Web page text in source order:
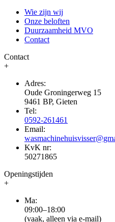
Wie zijn wij
Onze beloften
Duurzaamheid MVO
Contact
Contact
+
Adres:
Oude Groningerweg 15
9461 BP, Gieten
Tel:
0592-261461
Email:
KvK nr:
50271865
Openingstijden
+
Ma:
09:00–18:00
(vaak, alleen via e-mail)